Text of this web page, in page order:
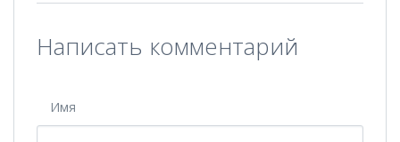
Написать комментарий
Имя